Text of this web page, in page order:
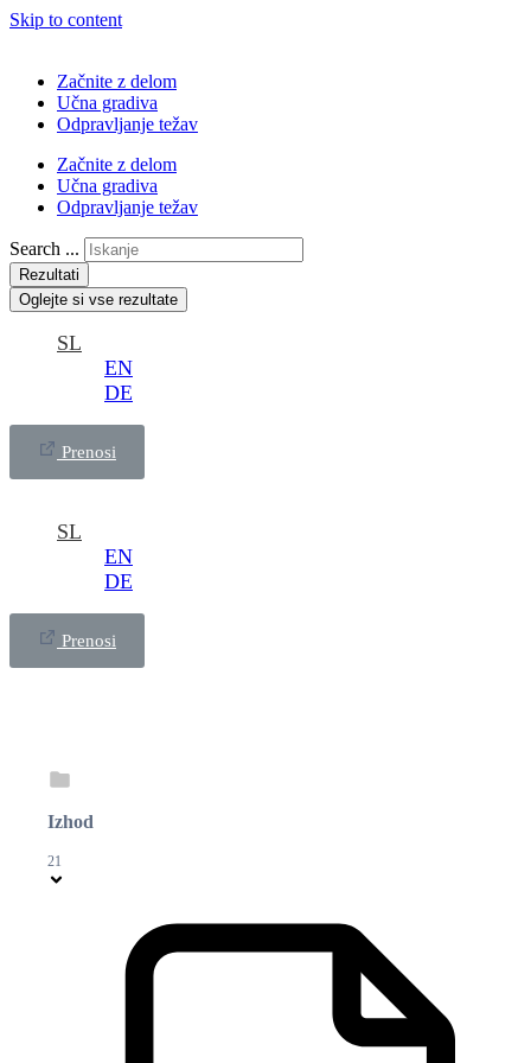
Skip to content
Začnite z delom
Učna gradiva
Odpravljanje težav
Začnite z delom
Učna gradiva
Odpravljanje težav
Search ...
Rezultati
Oglejte si vse rezultate
SL
EN
DE
Prenosi
SL
EN
DE
Prenosi
Izhod
21